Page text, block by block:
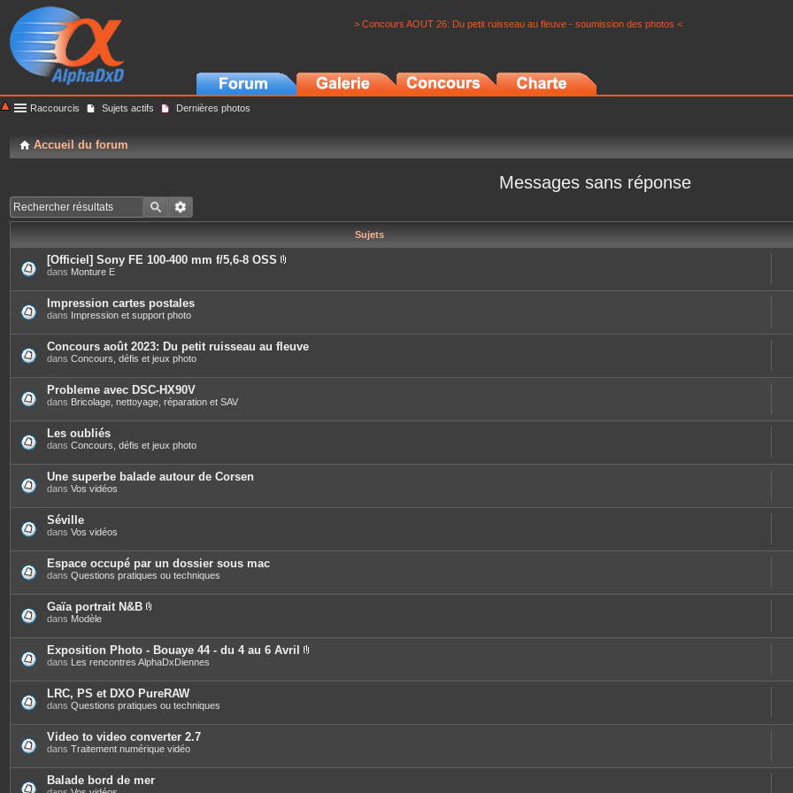
> Concours AOUT 26: Du petit ruisseau au fleuve - soumission des photos <
Raccourcis Sujets actifs Dernières photos
Accueil du forum
Messages sans réponse
Sujets
[Officiel] Sony FE 100-400 mm f/5,6-8 OSS
è
j
o
i
t
dans Monture E
Impression cartes postales
dans Impression et support photo
Concours août 2023: Du petit ruisseau au fleuve
dans Concours, défis et jeux photo
Probleme avec DSC-HX90V
dans Bricolage, nettoyage, réparation et SAV
Les oubliés
dans Concours, défis et jeux photo
Une superbe balade autour de Corsen
dans Vos vidéos
Séville
dans Vos vidéos
Espace occupé par un dossier sous mac
dans Questions pratiques ou techniques
Gaïa portrait N&B
è
c
e
s
j
o
i
n
t
e
s
dans Modèle
Exposition Photo - Bouaye 44 - du 4 au 6 Avril
è
j
t
dans Les rencontres AlphaDxDiennes
LRC, PS et DXO PureRAW
dans Questions pratiques ou techniques
Video to video converter 2.7
dans Traitement numérique vidéo
Balade bord de mer